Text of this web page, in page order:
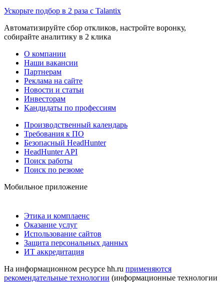
Ускорьте подбор в 2 раза с Talantix
Автоматизируйте сбор откликов, настройте воронку,
собирайте аналитику в 2 клика
О компании
Наши вакансии
Партнерам
Реклама на сайте
Новости и статьи
Инвесторам
Кандидаты по профессиям
Производственный календарь
Требования к ПО
Безопасный HeadHunter
HeadHunter API
Поиск работы
Поиск по резюме
Мобильное приложение
Этика и комплаенс
Оказание услуг
Использование сайтов
Защита персональных данных
ИТ аккредитация
На информационном ресурсе hh.ru применяются
рекомендательные технологии (информационные технологии